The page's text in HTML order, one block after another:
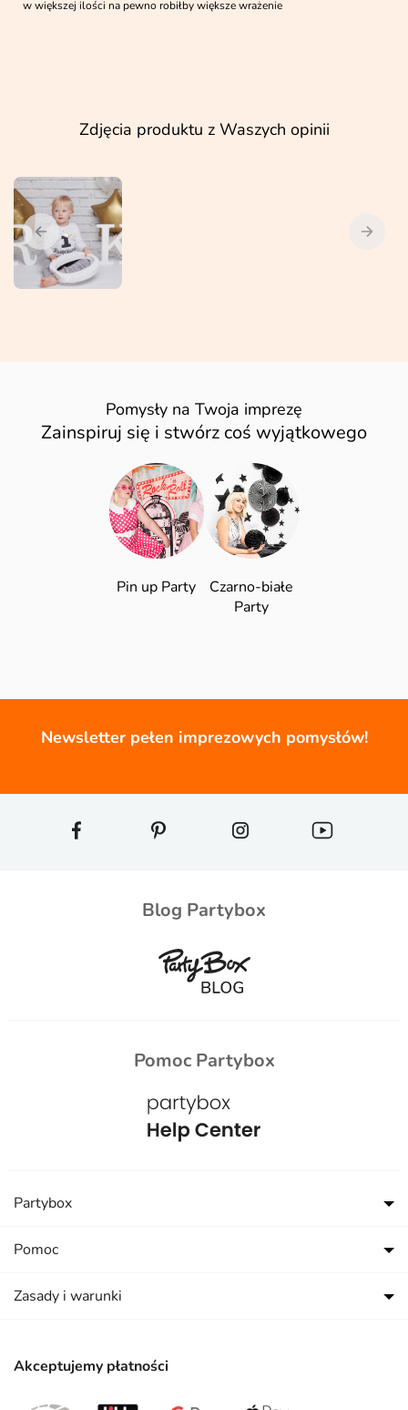
w większej ilości na pewno robiłby większe wrażenie
Zdjęcia produktu z Waszych opinii
Pomysły na Twoja imprezę
Zainspiruj się i stwórz coś wyjątkowego
Pin up Party
Czarno-białe
Party
Newsletter pełen imprezowych pomysłów!
Blog Partybox
Pomoc Partybox
Akceptujemy płatności
Partybox
Pomoc
Zasady i warunki